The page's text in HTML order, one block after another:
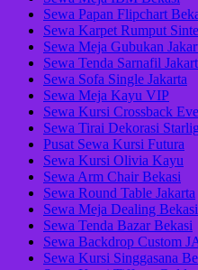
Sewa Papan Flipchart
Sewa Karpet Rumput
Sewa Meja Gubukan
Sewa Tenda Sarnafil
Sewa Sofa Single Jakarta
Sewa Meja Kayu VIP
Sewa Kursi Crossback
Sewa Tirai Dekorasi
Pusat Sewa Kursi Futura
Sewa Kursi Olivia Kayu
Sewa Arm Chair Bekasi
Sewa Round Table Jakarta
Sewa Meja Dealing Bekasi
Sewa Tenda Bazar Bekasi
Sewa Backdrop Custom
Sewa Kursi Singgasana